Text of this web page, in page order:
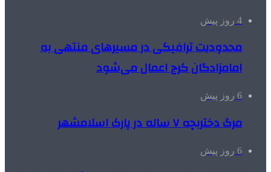
4 روز پیش
محدودیت ترافیکی در مسیرهای منتهی به
امامزادگان کرج اعمال می‌شود
6 روز پیش
مرگ دختربچه ۷ ساله در پارک اسلامشهر
6 روز پیش